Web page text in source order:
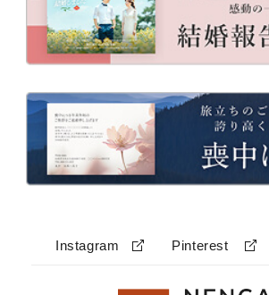
Instagram Pinterest